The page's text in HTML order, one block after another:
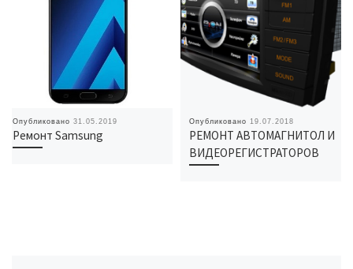
Опубликовано 31.05.2019
Ремонт Samsung
Опубликовано 19.07.2018
РЕМОНТ АВТОМАГНИТОЛ И
ВИДЕОРЕГИСТРАТОРОВ